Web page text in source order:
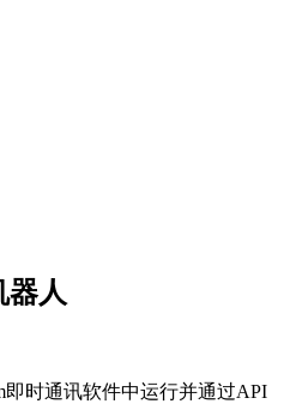
器人
即时通讯软件中运行并通过API